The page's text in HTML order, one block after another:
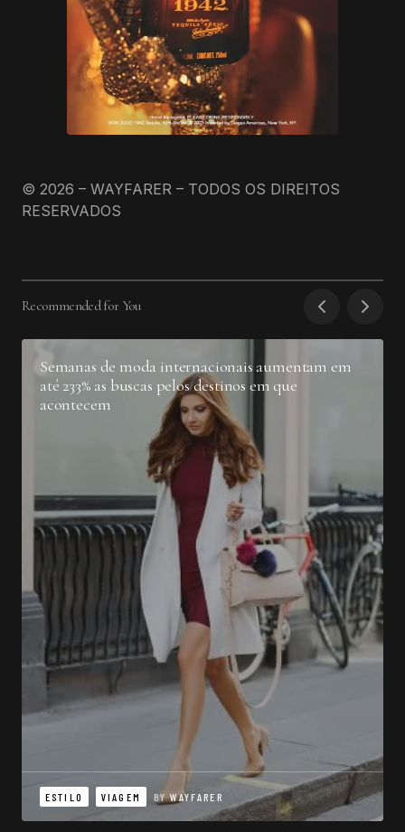
© 2026 – WAYFARER – TODOS OS DIREITOS
RESERVADOS
Recommended for You
Semanas de moda internacionais aumentam em
até 233% as buscas pelos destinos em que
acontecem
ESTILO VIAGEM BY WAYFARER